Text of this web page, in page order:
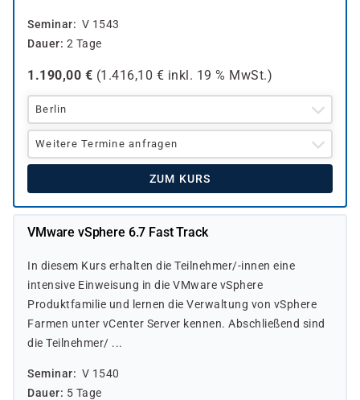
Seminar
V 1543
Dauer 2 Tage
1.190,00 € (1.416,10 € inkl. 19 % MwSt.)
Berlin
Weitere Termine anfragen
ZUM KURS
VMware vSphere 6.7 Fast Track
In diesem Kurs erhalten die Teilnehmer/-innen eine
intensive Einweisung in die VMware vSphere
Produktfamilie und lernen die Verwaltung von vSphere
Farmen unter vCenter Server kennen. Abschließend sind
die Teilnehmer/ ...
Seminar
V 1540
Dauer
5 Tage